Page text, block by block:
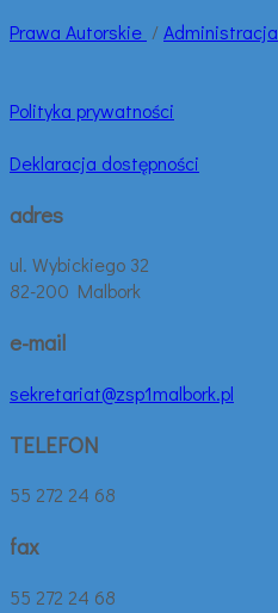
Prawa Autorskie /Administracja
Polityka prywatności
Deklaracja dostępności
adres
ul. Wybickiego 32
82-200 Malbork
e-mail
sekretariat@zsp1malbork.pl
TELEFON
55 272 24 68
fax
55 272 24 68